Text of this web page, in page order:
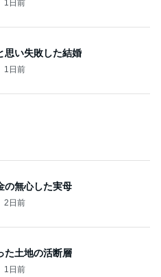
の無心した実母
2日前